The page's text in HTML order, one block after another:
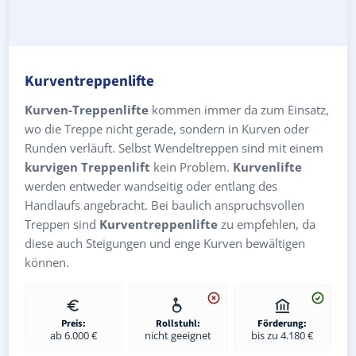
Kurventreppenlifte
Kurven-Treppenlifte kommen immer da zum Einsatz,
wo die Treppe nicht gerade, sondern in Kurven oder
Runden verläuft. Selbst Wendeltreppen sind mit einem
kurvigen Treppenlift kein Problem. Kurvenlifte
werden entweder wandseitig oder entlang des
Handlaufs angebracht. Bei baulich anspruchsvollen
Treppen sind Kurventreppenlifte zu empfehlen, da
diese auch Steigungen und enge Kurven bewältigen
können.
Preis:
ab 6.000 €
Rollstuhl:
nicht geeignet
Förderung:
bis zu 4.180 €